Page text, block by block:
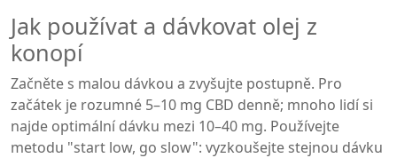
Jak používat a dávkovat olej z
konopí
Začněte s malou dávkou a zvyšujte postupně. Pro
začátek je rozumné 5–10 mg CBD denně; mnoho lidí si
najde optimální dávku mezi 10–40 mg. Používejte
metodu "start low, go slow": vyzkoušejte stejnou dávku